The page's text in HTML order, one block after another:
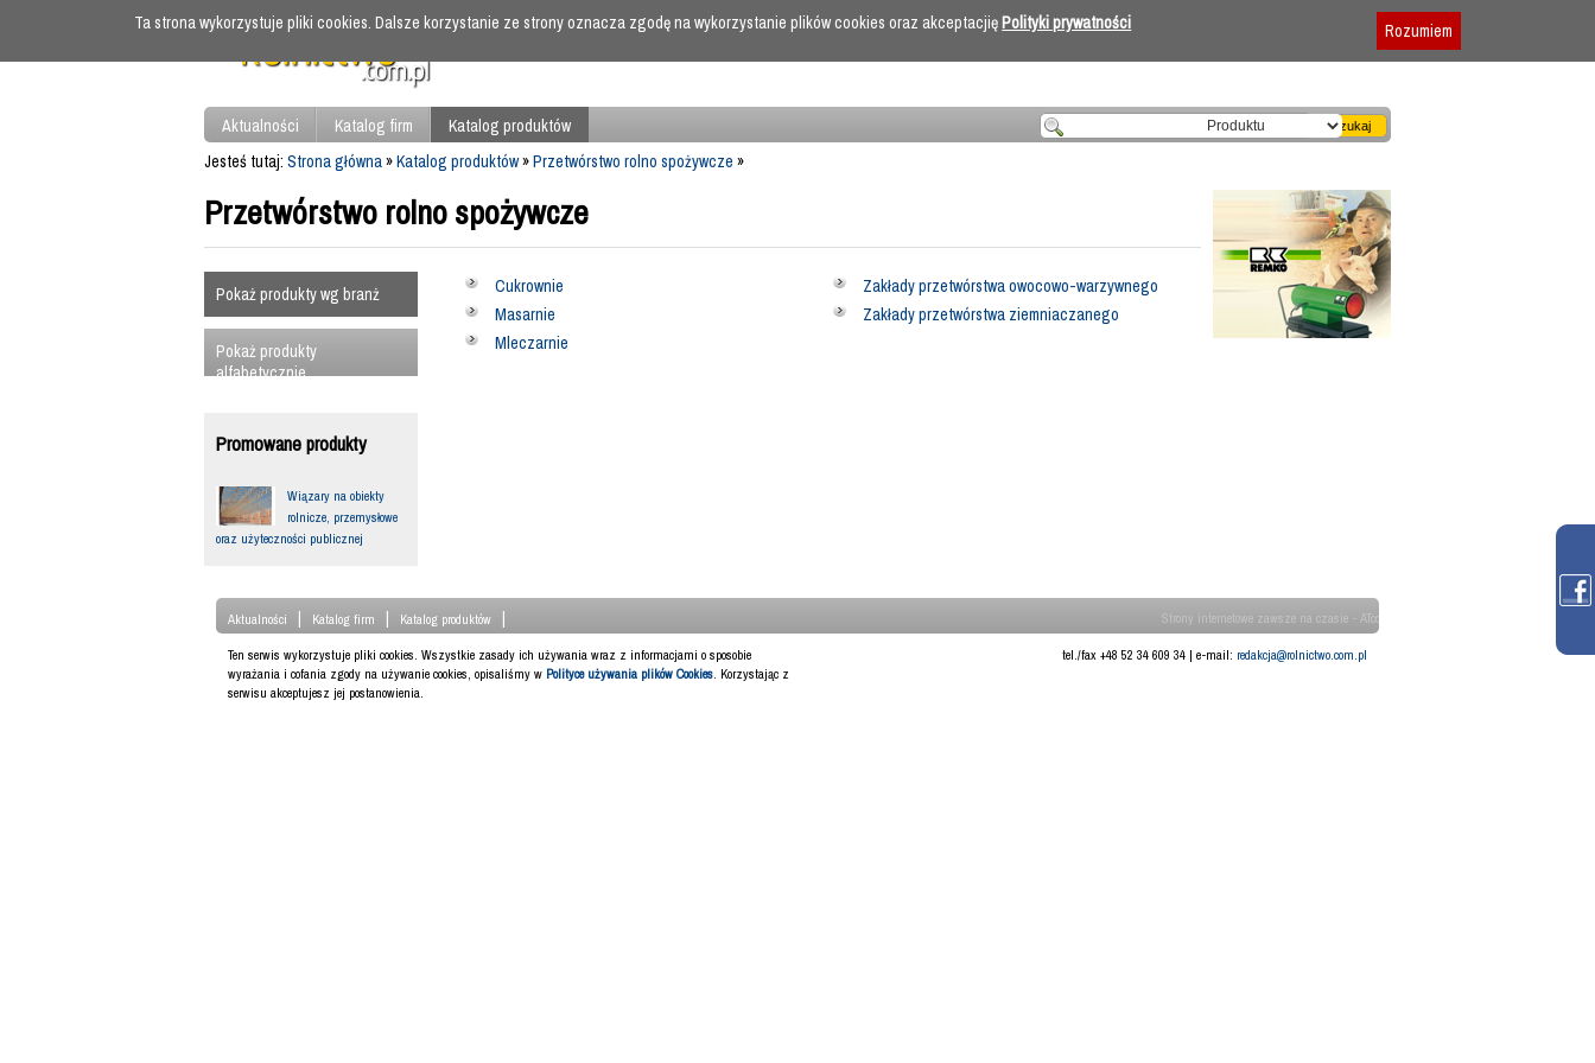
Regulamin
Aktualności Katalog firm
Katalog produktów
Jesteś tutaj: Strona główna»Katalog produktów»Przetwórstwo rolno spożywcze »
Przetwórstwo rolno spożywcze
Pokaż produkty wg branż
Pokaż produkty
alfabetycznie
Promowane produkty
Wiązary na obiekty
rolnicze, przemysłowe
oraz użyteczności publicznej
Cukrownie
Masarnie
Mleczarnie
Zakłady przetwórstwa owocowo-warzywnego
Zakłady przetwórstwa ziemniaczanego
Aktualności | Katalog firm | Katalog produktów | Strony internetowe zawsze na czasie - ATcom
Ten serwis wykorzystuje pliki cookies. Wszystkie zasady ich używania wraz z informacjami o sposobie
wyrażania i cofania zgody na używanie cookies, opisaliśmy w Polityce używania plików Cookies. Korzystając z
serwisu akceptujesz jej postanowienia.
tel./fax +48 52 34 609 34 | e-mail: redakcja@rolnictwo.com.pl
Ta strona wykorzystuje pliki cookies. Dalsze korzystanie ze strony oznacza zgodę na wykorzystanie plików cookies oraz akceptacjięPolityki prywatności Rozumiem